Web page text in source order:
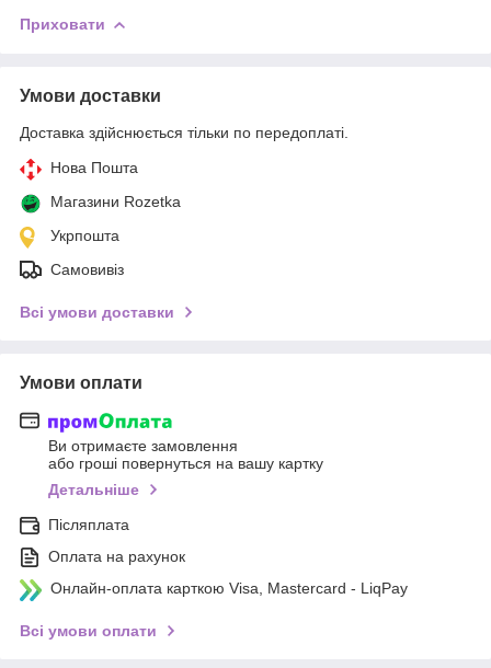
Приховати
Умови доставки
Доставка здійснюється тільки по передоплаті.
Нова Пошта
Магазини Rozetka
Укрпошта
Самовивіз
Всі умови доставки
Умови оплати
Ви отримаєте замовлення
або гроші повернуться на вашу картку
Детальніше
Післяплата
Оплата на рахунок
Онлайн-оплата карткою Visa, Mastercard - LiqPay
Всі умови оплати